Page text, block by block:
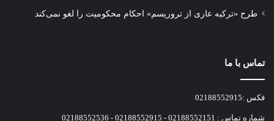
طرح «ترکیه عاری از تروریسم» احکام محکومیت را لغو نمی‌کند
تماس با ما
فکس :02188552915
شماره تماس : 02188552151 - 02188552915 - 02188552536